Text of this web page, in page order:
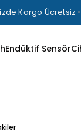
Kargo Ücretsiz •
Endüktif Sensör